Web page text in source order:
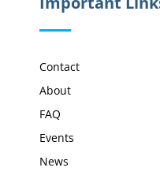
Contact
About
FAQ
Events
News